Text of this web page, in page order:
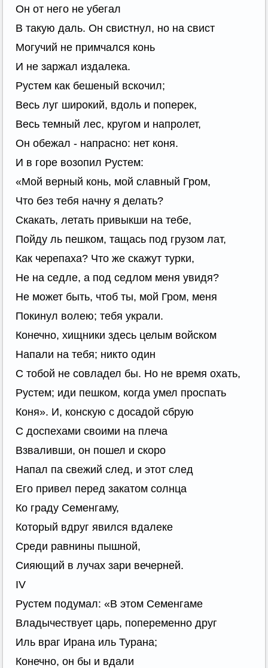
Он от него не убегал
В такую даль. Он свистнул, но на свист
Могучий не примчался конь
И не заржал издалека.
Рустем как бешеный вскочил;
Весь луг широкий, вдоль и поперек,
Весь темный лес, кругом и напролет,
Он обежал - напрасно: нет коня.
И в горе возопил Рустем:
«Мой верный конь, мой славный Гром,
Что без тебя начну я делать?
Скакать, летать привыкши на тебе,
Пойду ль пешком, тащась под грузом лат,
Как черепаха? Что же скажут турки,
Не на седле, а под седлом меня увидя?
Не может быть, чтоб ты, мой Гром, меня
Покинул волею; тебя украли.
Конечно, хищники здесь целым войском
Напали на тебя; никто один
С тобой не совладел бы. Но не время охать,
Рустем; иди пешком, когда умел проспать
Коня». И, конскую с досадой сбрую
С доспехами своими на плеча
Взваливши, он пошел и скоро
Напал па свежий след, и этот след
Его привел перед закатом солнца
Ко граду Семенгаму,
Который вдруг явился вдалеке
Среди равнины пышной,
Сияющий в лучах зари вечерней.
IV
Рустем подумал: «В этом Семенгаме
Владычествует царь, попеременно друг
Иль враг Ирана иль Турана;
Конечно, он бы и вдали